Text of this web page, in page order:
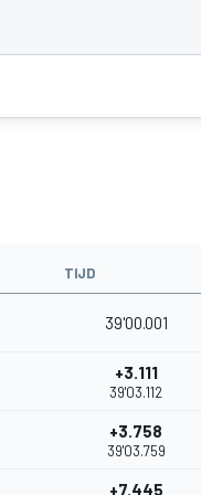
TIJD
39'00.001
+3.111
39'03.112
+3.758
39'03.759
+7.445